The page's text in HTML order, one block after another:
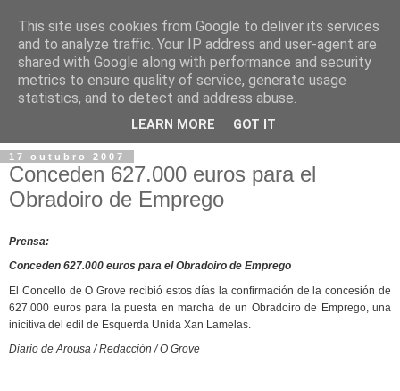
17 outubro 2007
Conceden 627.000 euros para el
Obradoiro de Emprego
Prensa:
Conceden 627.000 euros para el Obradoiro de Emprego
El Concello de O Grove recibió estos días la confirmación de la concesión de
627.000 euros para la puesta en marcha de un Obradoiro de Emprego, una
inicitiva del edil de Esquerda Unida Xan Lamelas.
Diario de Arousa/ Redacción / O Grove
This site uses cookies from Google to deliver its services
and to analyze traffic. Your IP address and user-agent are
shared with Google along with performance and security
metrics to ensure quality of service, generate usage
statistics, and to detect and address abuse.
LEARN MORE GOT IT